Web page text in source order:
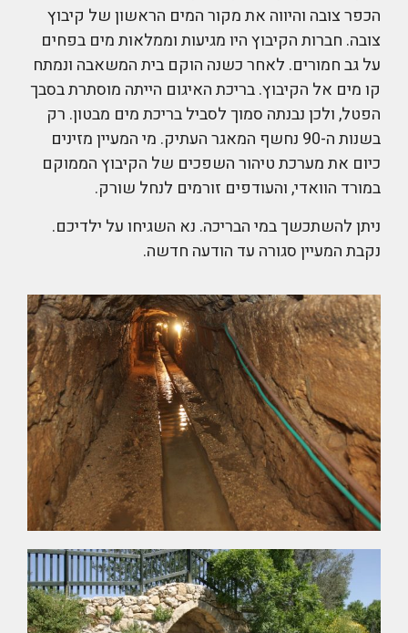
הכפר צובה והיווה את מקור המים הראשון של קיבוץ
צובה. חברות הקיבוץ היו מגיעות וממלאות מים בפחים
על גב חמורים. לאחר כשנה הוקם בית המשאבה ונמתח
קו מים אל הקיבוץ. בריכת האיגום הייתה מוסתרת בסבך
הפטל, ולכן נבנתה סמוך לסביל בריכת מים מבטון. רק
בשנות ה-90 נחשף המאגר העתיק. מי המעיין מזינים
כיום את מערכת טיהור השפכים של הקיבוץ הממוקם
במורד הוואדי, והעודפים זורמים לנחל שורק.
ניתן להשתכשך במי הבריכה. נא השגיחו על ילדיכם.
נקבת המעיין סגורה עד הודעה חדשה.